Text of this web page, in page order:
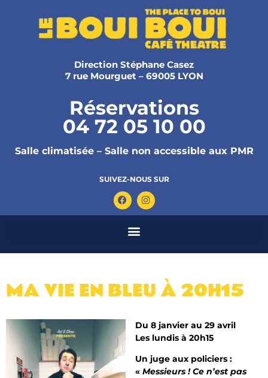
Direction Stéphane Casez
7 rue Mourguet – 69005 LYON
Réservations
04 72 05 10 00
Salle climatisée – Salle non accessible aux PMR
SUIVEZ-NOUS SUR
MA VIE EN BLEU​ À 20H15
Du 8 janvier au 29 avril
Les lundis à 20h15
Un juge aux policiers :
« Messieurs ! Ce n’est pas